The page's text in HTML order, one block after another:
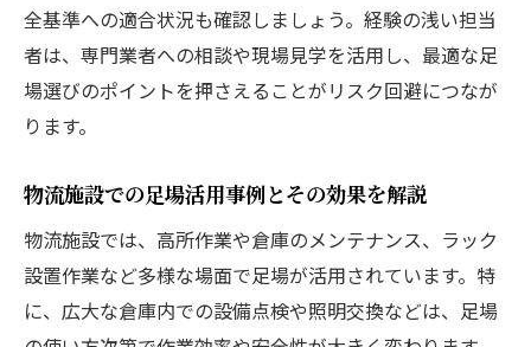
全基準への適合状況も確認しましょう。経験の浅い担当
者は、専門業者への相談や現場見学を活用し、最適な足
場選びのポイントを押さえることがリスク回避につなが
ります。
物流施設での足場活用事例とその効果を解説
物流施設では、高所作業や倉庫のメンテナンス、ラック
設置作業など多様な場面で足場が活用されています。特
に、広大な倉庫内での設備点検や照明交換などは、足場